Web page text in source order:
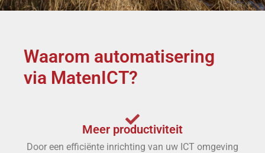
Waarom automatisering
via MatenICT?
Meer productiviteit
Door een efficiënte inrichting van uw ICT omgeving